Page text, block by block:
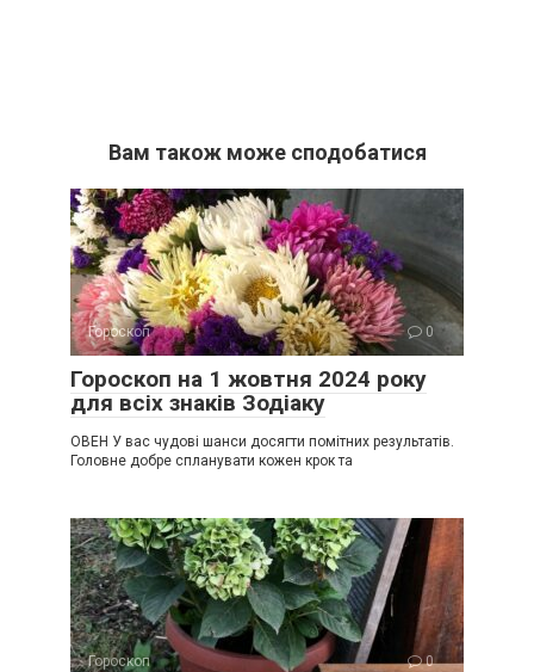
Вам також може сподобатися
Гороскоп 0
Гороскоп на 1 жовтня 2024 року
для всіх знаків Зодіаку
ОВЕН У вас чудові шанси досягти помітних результатів.
Головне добре спланувати кожен крок та
Гороскоп 0